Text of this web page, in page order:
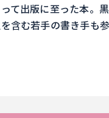
て出版に至った本。
含む若手の書き手も